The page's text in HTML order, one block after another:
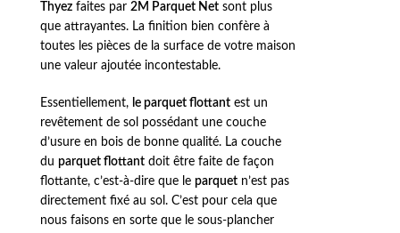
Thyezfaites par 2M Parquet Netsont plus
que attrayantes. La finition bien confère à
toutes les pièces de la surface de votre maison
une valeur ajoutée incontestable.
Essentiellement, le parquet flottantest un
revêtement de sol possédant une couche
d’usure en bois de bonne qualité. La couche
du parquet flottantdoit être faite de façon
flottante, c’est-à-dire que le parquetn’est pas
directement fixé au sol. C’est pour cela que
nous faisons en sorte que le sous-plancher